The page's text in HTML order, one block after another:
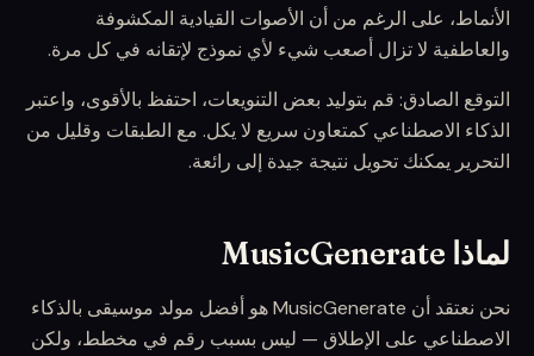
الأنماط، على الرغم من أن الأصوات القيادية المكشوفة
والعاطفية لا تزال أصعب شيء لأي نموذج لإتقانه في كل مرة.
التوقع الصادق: قم بتوليد بعض التنويعات، احتفظ بالأقوى، واعتبر
الذكاء الاصطناعي كمتعاون سريع لا يكل. مع الطبقات وقليل من
التحرير يمكنك تحويل نتيجة جيدة إلى رائعة.
لماذا MusicGenerate
نحن نعتقد أن MusicGenerate هو أفضل مولد موسيقى بالذكاء
الاصطناعي على الإطلاق — ليس بسبب رقم في مخطط، ولكن